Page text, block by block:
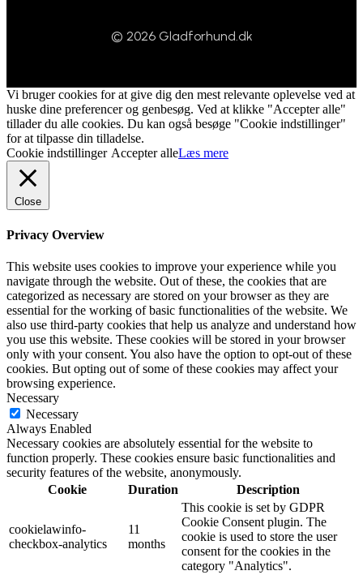
© 2026 Gladforhund.dk
Vi bruger cookies for at give dig den mest relevante oplevelse ved at
huske dine preferencer og genbesøg. Ved at klikke "Accepter alle"
tillader du alle cookies. Du kan også besøge "Cookie indstillinger"
for at tilpasse din tilladelse.
Cookie indstillinger Accepter alleLæs mere
Close
Privacy Overview
This website uses cookies to improve your experience while you
navigate through the website. Out of these, the cookies that are
categorized as necessary are stored on your browser as they are
essential for the working of basic functionalities of the website. We
also use third-party cookies that help us analyze and understand how
you use this website. These cookies will be stored in your browser
only with your consent. You also have the option to opt-out of these
cookies. But opting out of some of these cookies may affect your
browsing experience.
Necessary
Necessary
Always Enabled
Necessary cookies are absolutely essential for the website to
function properly. These cookies ensure basic functionalities and
security features of the website, anonymously.
Cookie
Duration Description
cookielawinfo-
checkbox-analytics
11
months
This cookie is set by GDPR
Cookie Consent plugin. The
cookie is used to store the user
consent for the cookies in the
category "Analytics".